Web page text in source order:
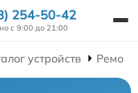
254-50-42
с 9:00 до 21:00
устройств